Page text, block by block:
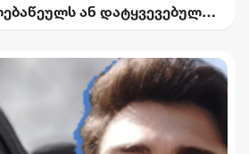
ან დატყვევებულს